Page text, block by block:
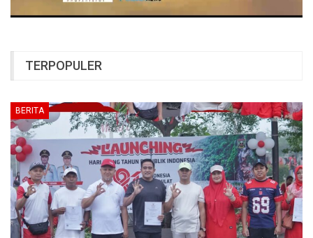
TERPOPULER
BERITA